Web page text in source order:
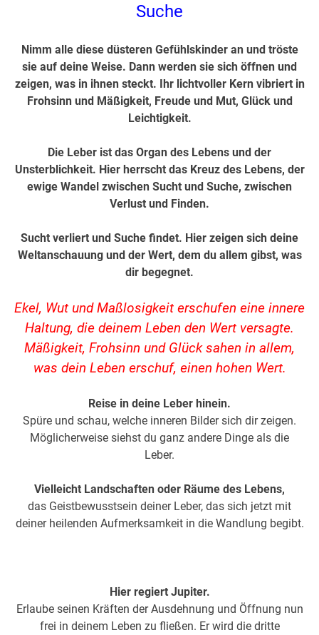
Suche
Nimm alle diese düsteren Gefühlskinder an und tröste
sie auf deine Weise. Dann werden sie sich öffnen und
zeigen, was in ihnen steckt. Ihr lichtvoller Kern vibriert in
Frohsinn und Mäßigkeit, Freude und Mut, Glück und
Leichtigkeit.
Die Leber ist das Organ des Lebens und der
Unsterblichkeit. Hier herrscht das Kreuz des Lebens, der
ewige Wandel zwischen Sucht und Suche, zwischen
Verlust und Finden.
Sucht verliert und Suche findet. Hier zeigen sich deine
Weltanschauung und der Wert, dem du allem gibst, was
dir begegnet.
Ekel, Wut und Maßlosigkeit erschufen eine innere
Haltung, die deinem Leben den Wert versagte.
Mäßigkeit, Frohsinn und Glück sahen in allem,
was dein Leben erschuf, einen hohen Wert.
Reise in deine Leber hinein.
Spüre und schau, welche inneren Bilder sich dir zeigen.
Möglicherweise siehst du ganz andere Dinge als die
Leber.
Vielleicht Landschaften oder Räume des Lebens,
das Geistbewusstsein deiner Leber, das sich jetzt mit
deiner heilenden Aufmerksamkeit in die Wandlung begibt.
Hier regiert Jupiter.
Erlaube seinen Kräften der Ausdehnung und Öffnung nun
frei in deinem Leben zu fließen. Er wird die dritte